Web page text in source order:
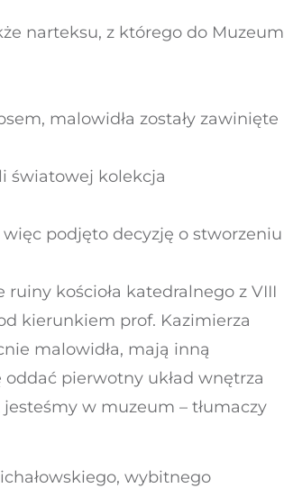
narteksu, z którego do Muzeum
malowidła zostały zawinięte
światowej kolekcja
podjęto decyzję o stworzeniu
kościoła katedralnego z VIII
kierunkiem prof. Kazimierza
malowidła, mają inną
pierwotny układ wnętrza
w muzeum – tłumaczy
wybitnego